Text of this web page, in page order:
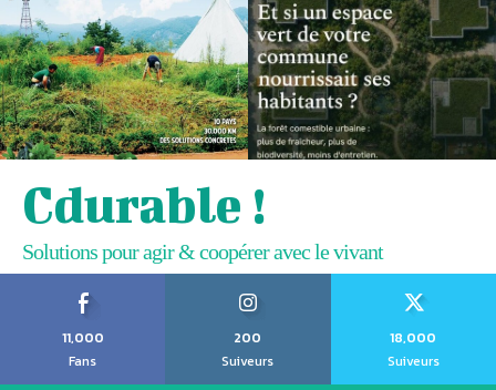
Cdurable !
Solutions pour agir & coopérer avec le vivant
11,000
Fans
200
Suiveurs
18,000
Suiveurs